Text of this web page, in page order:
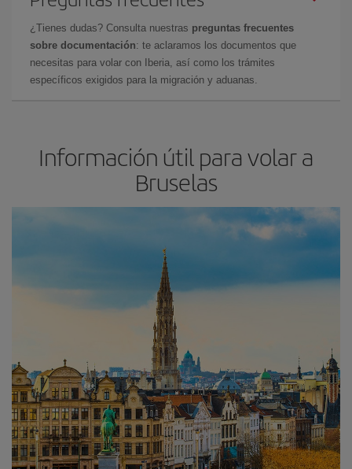
¿Tienes dudas? Consulta nuestras preguntas frecuentes
sobre documentación: te aclaramos los documentos que
necesitas para volar con Iberia, así como los trámites
específicos exigidos para la migración y aduanas.
Información útil para volar a
Bruselas